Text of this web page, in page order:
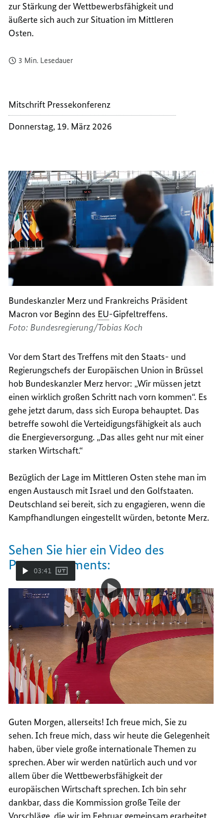
zur Stärkung der Wettbewerbsfähigkeit und
äußerte sich auch zur Situation im Mittleren
Osten.
3 Min. Lesedauer
Mitschrift Pressekonferenz
Donnerstag, 19. März 2026
Bundeskanzler Merz und Frankreichs Präsident
Macron vor Beginn des EU-Gipfeltreffens.
Foto: Bundesregierung/Tobias Koch
Vor dem Start des Treffens mit den Staats- und
Regierungschefs der Europäischen Union in Brüssel
hob Bundeskanzler Merz hervor: „Wir müssen jetzt
einen wirklich großen Schritt nach vorn kommen“. Es
gehe jetzt darum, dass sich Europa behauptet. Das
betreffe sowohl die Verteidigungsfähigkeit als auch
die Energieversorgung. „Das alles geht nur mit einer
starken Wirtschaft.“
Bezüglich der Lage im Mittleren Osten stehe man im
engen Austausch mit Israel und den Golfstaaten.
Deutschland sei bereit, sich zu engagieren, wenn die
Kampfhandlungen eingestellt würden, betonte Merz.
Sehen Sie hier ein Video des
Pressestatements:
03:41
Video-
Player:
Auftaktstatement
des
Bundeskanzlers
vor
dem
Europäischen
Rat
Video Auftaktstatement des Bundeskanzlers vor dem
Europäischen Rat
Lesen Sie hier die gesamte
Pressekonferenz:
Bundeskanzler Friedrich Merz
Guten Morgen, allerseits! Ich freue mich, Sie zu
sehen. Ich freue mich, dass wir heute die Gelegenheit
haben, über viele große internationale Themen zu
sprechen. Aber wir werden natürlich auch und vor
allem über die Wettbewerbsfähigkeit der
europäischen Wirtschaft sprechen. Ich bin sehr
dankbar, dass die Kommission große Teile der